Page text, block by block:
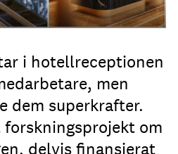
i hotellreceptionen
men
dem superkrafter.
om
delvis finansierat